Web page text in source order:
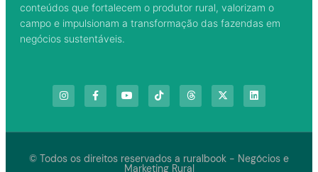
conteúdos que fortalecem o produtor rural, valorizam o
campo e impulsionam a transformação das fazendas em
negócios sustentáveis.
© Todos os direitos reservados a ruralbook - Negócios e
Marketing Rural